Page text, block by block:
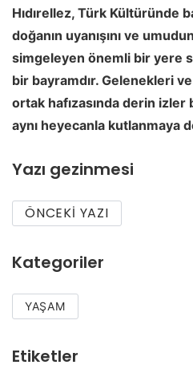
Hıdırellez, Türk Kültüründe
doğanın uyanışını ve
simgeleyen önemli bir yere
bir bayramdır. Gelenekleri
ortak hafızasında derin izler
aynı heyecanla kutlanmaya
Yazı gezinmesi
ÖNCEKI YAZI
Kategoriler
YAŞAM
Etiketler